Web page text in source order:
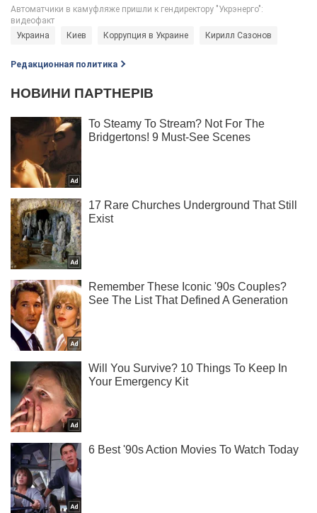
Украина Киев Коррупция в Украине Кирилл Сазонов
Редакционная политика